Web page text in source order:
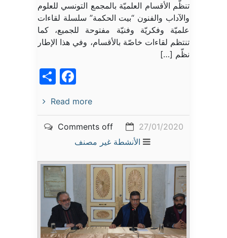
تنظّم الأقسام العلميّة بالمجمع التونسي للعلوم
والآداب والفنون “بيت الحكمة” سلسلة لقاءات
علميّة وفكريّة وفنيّة مفتوحة للجميع، كما
تنتظم لقاءات خاصّة بالأقسام، وفي هذا الإطار
نظّم […]
Read more
27/01/2020
Comments off
الأنشطة غير مصنف